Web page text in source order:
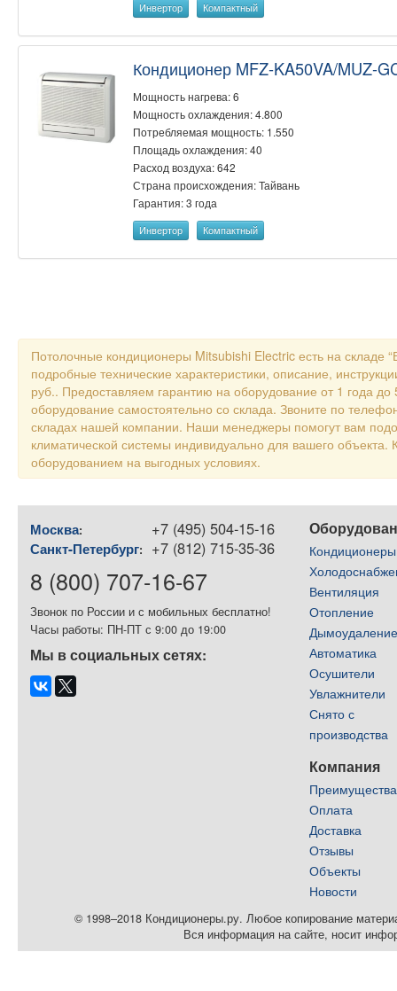
Инвертор Компактный
Кондиционер MFZ-KA50VA/MUZ-
Мощность нагрева: 6
Мощность охлаждения: 4.800
Потребляемая мощность: 1.550
Площадь охлаждения: 40
Расход воздуха: 642
Страна происхождения: Тайвань
Гарантия: 3 года
Инвертор Компактный
Потолочные кондиционеры Mitsubishi Electric есть на складе
подробные технические характеристики, описание,
руб.. Предоставляем гарантию на оборудование от 1 года
оборудование самостоятельно со склада. Звоните по
складах нашей компании. Наши менеджеры помогут вам
климатической системы индивидуально для вашего
оборудованием на выгодных условиях.
Москва: +7 (495) 504-15-16
Санкт-Петербург: +7 (812) 715-35-36
8 (800) 707-16-67
Звонок по России и с мобильных бесплатно!
Часы работы: ПН-ПТ с 9:00 до 19:00
Мы в социальных сетях:
Кондиционеры
Вентиляция
Отопление
Автоматика
Осушители
Увлажнители
Снято с
производства
Компания
Преимущества
Оплата
Доставка
Отзывы
Объекты
Новости
© 1998–2018 Кондиционеры.ру. Любое копирование
Вся информация на сайте, носит